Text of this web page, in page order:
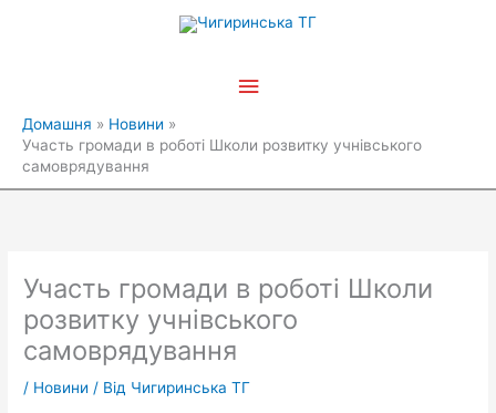
Головне
Домашня
Новини
Участь громади в роботі Школи розвитку учнівського
самоврядування
Участь громади в роботі Школи
розвитку учнівського
самоврядування
/ Новини / Від Чигиринська ТГ